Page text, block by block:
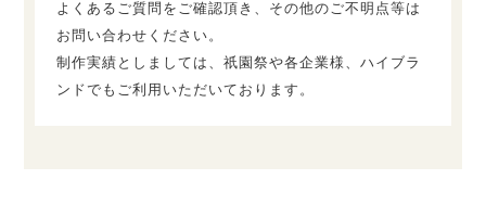
よくあるご質問をご確認頂き、その他のご不明点等は
お問い合わせください。
制作実績としましては、祇園祭や各企業様、ハイブラ
ンドでもご利用いただいております。